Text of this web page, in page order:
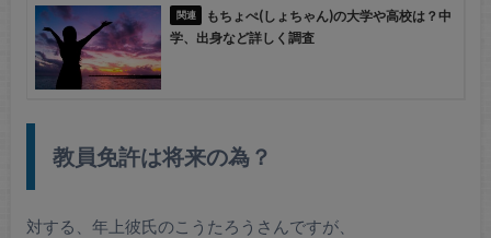
もちょぺ(しょちゃん)の大学や高校は？中
学、出身など詳しく調査
教員免許は将来の為？
対する、年上彼氏のこうたろうさんですが、